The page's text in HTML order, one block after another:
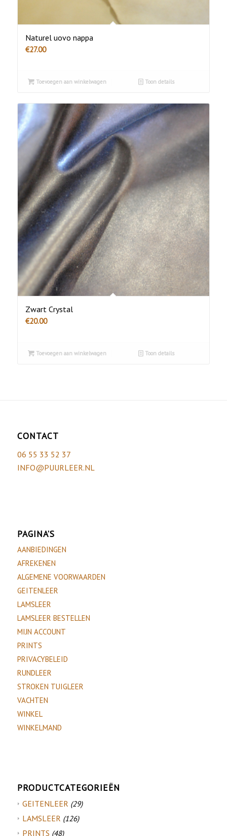
Naturel uovo nappa
€27.00
Toevoegen aan winkelwagen Toon details
Zwart Crystal
€20.00
Toevoegen aan winkelwagen Toon details
CONTACT
06 55 33 52 37
INFO@PUURLEER.NL
PAGINA’S
AANBIEDINGEN
AFREKENEN
ALGEMENE VOORWAARDEN
GEITENLEER
LAMSLEER
LAMSLEER BESTELLEN
MIJN ACCOUNT
PRINTS
PRIVACYBELEID
RUNDLEER
STROKEN TUIGLEER
VACHTEN
WINKEL
WINKELMAND
PRODUCTCATEGORIEËN
GEITENLEER (29)
LAMSLEER (126)
PRINTS (48)